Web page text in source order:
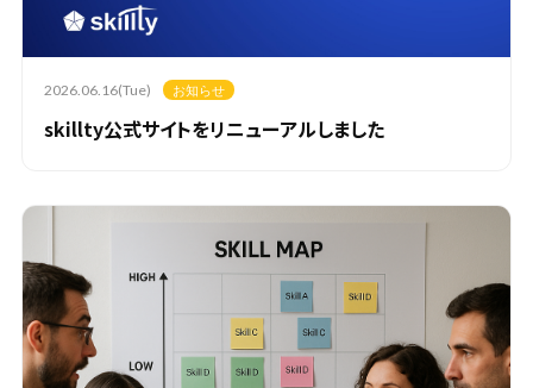
2026.06.16(Tue) お知らせ
skillty公式サイトをリニューアルしました